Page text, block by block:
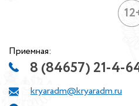
Приемная:
8 (84657) 21-4-
kryaradm@kryaradm.ru